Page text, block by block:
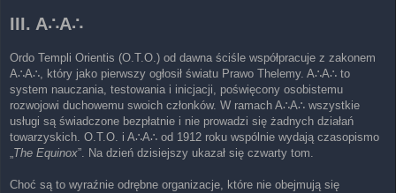
III. A∴A∴
Ordo Templi Orientis (O.T.O.) od dawna ściśle współpracuje z zakonem
A∴A∴, który jako pierwszy ogłosił światu Prawo Thelemy. A∴A∴ to
system nauczania, testowania i inicjacji, poświęcony osobistemu
rozwojowi duchowemu swoich członków. W ramach A∴A∴ wszystkie
usługi są świadczone bezpłatnie i nie prowadzi się żadnych działań
towarzyskich. O.T.O. i A∴A∴ od 1912 roku wspólnie wydają czasopismo
„The Equinox”. Na dzień dzisiejszy ukazał się czwarty tom.
Choć są to wyraźnie odrębne organizacje, które nie obejmują się